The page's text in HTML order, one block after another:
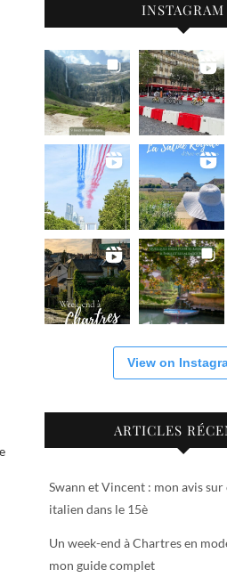
INSTAGRAM
View on
ARTICLES
Swann et Vincent : mon avis
italien dans le 15è
Un week-end à Chartres en
mon guide complet